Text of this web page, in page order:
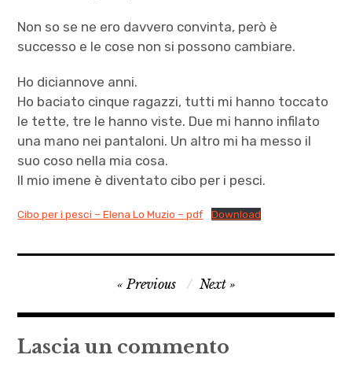
Non so se ne ero davvero convinta, però è
successo e le cose non si possono cambiare.
Ho diciannove anni.
Ho baciato cinque ragazzi, tutti mi hanno toccato
le tette, tre le hanno viste. Due mi hanno infilato
una mano nei pantaloni. Un altro mi ha messo il
suo coso nella mia cosa.
Il mio imene è diventato cibo per i pesci.
Cibo per i pesci – Elena Lo Muzio – pdf Download
per i
Navigazione
articoli
Previous Next
Lascia un commento